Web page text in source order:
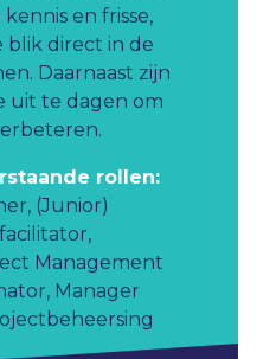
en frisse,
blik direct in de
Daarnaast zijn
uit te dagen om
rollen:
, (Junior)
,
Management
, Manager